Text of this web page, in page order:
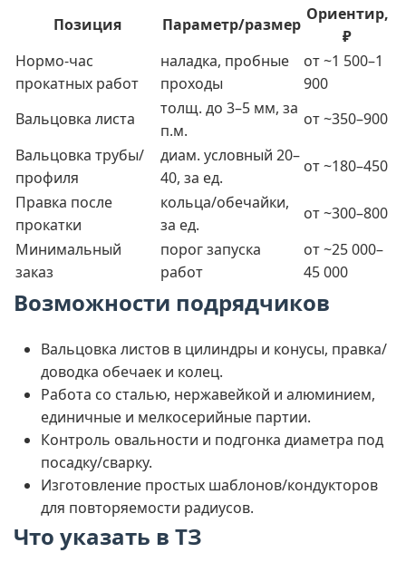
Позиция
Параметр/размер
Ориентир,
₽
Нормо-час
прокатных работ
наладка, пробные
проходы
от ~1 500–1
900
Вальцовка листа
толщ. до 3–5 мм, за
п.м.
от ~350–900
Вальцовка трубы/
профиля
диам. условный 20–
40, за ед.
от ~180–450
Правка после
прокатки
кольца/обечайки,
за ед.
от ~300–800
Минимальный
заказ
порог запуска
работ
от ~25 000–
45 000
Возможности подрядчиков
Вальцовка листов в цилиндры и конусы, правка/
доводка обечаек и колец.
Работа со сталью, нержавейкой и алюминием,
единичные и мелкосерийные партии.
Контроль овальности и подгонка диаметра под
посадку/сварку.
Изготовление простых шаблонов/кондукторов
для повторяемости радиусов.
Что указать в ТЗ